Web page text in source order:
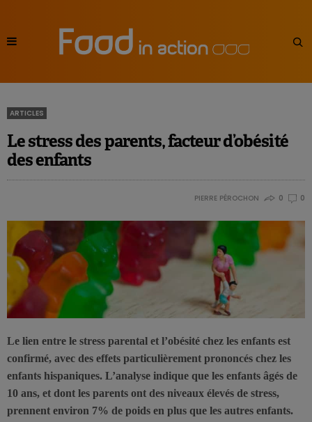
ARTICLES
Le stress des parents, facteur d’obésité
des enfants
PIERRE PÉROCHON 0 0
Le lien entre le stress parental et l’obésité chez les enfants est
confirmé, avec des effets particulièrement prononcés chez les
enfants hispaniques. L’analyse indique que les enfants âgés de
10 ans, et dont les parents ont des niveaux élevés de stress,
prennent environ 7% de poids en plus que les autres enfants.